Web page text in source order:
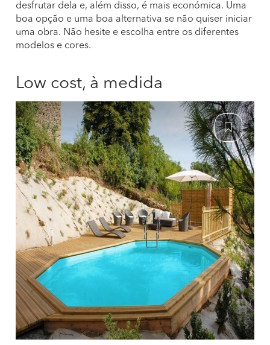
desfrutar dela e, além disso, é mais económica. Uma
boa opção e uma boa alternativa se não quiser iniciar
uma obra. Não hesite e escolha entre os diferentes
modelos e cores.
Low cost, à medida